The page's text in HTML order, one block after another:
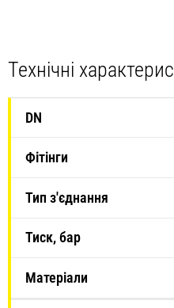
Технічні